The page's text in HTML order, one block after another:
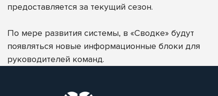
предоставляется за текущий сезон.
По мере развития системы, в «Сводке» будут
появляться новые информационные блоки для
руководителей команд.